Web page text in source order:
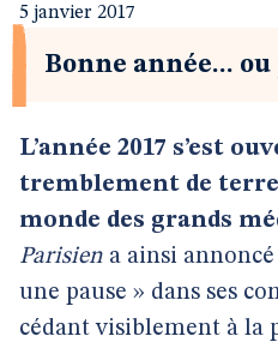
5 janvier 2017
Bonne année... ou
L’année 2017 s’est
tremblement de
monde des grands
Parisien a ainsi
une pause » dans ses
cédant visiblement à la